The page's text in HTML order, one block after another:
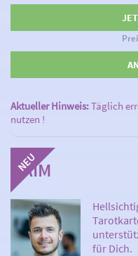
Aktueller Hinweis:Täglich
nutzen !
NAIM
für Dich.